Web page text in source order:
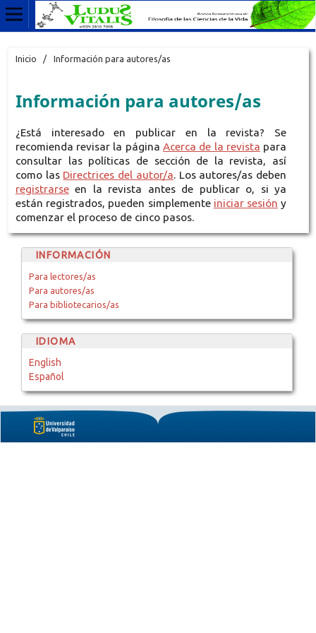
Inicio / Información para autores/as
Información para autores/as
¿Está interesado en publicar en la revista? Se
recomienda revisar la página Acerca de la revista para
consultar las políticas de sección de la revista, así
como las Directrices del autor/a. Los autores/as deben
registrarseen la revista antes de publicar o, si ya
están registrados, pueden simplemente iniciar sesión y
comenzar el proceso de cinco pasos.
INFORMACIÓN
Para lectores/as
Para autores/as
Para bibliotecarios/as
IDIOMA
English
Español